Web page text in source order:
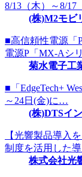
8/13（木）～8/
(株)M2モビ
■高信頼性電源「
電源P「MX-Aシ
菊水電子工
■「EdgeTech+
～24日(金)に…
(株)DTSイ
【光響製品導入
制度を活用した
株式会社光